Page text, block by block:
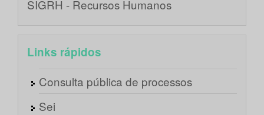
SIGRH - Recursos Humanos
Links rápidos
Consulta pública de processos
Sei